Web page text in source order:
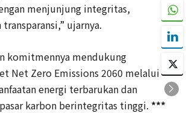
menjunjung integritas,
ujarnya.
komitmennya mendukung
Net Zero Emissions 2060 melalui
energi terbarukan dan
karbon berintegritas tinggi. ***